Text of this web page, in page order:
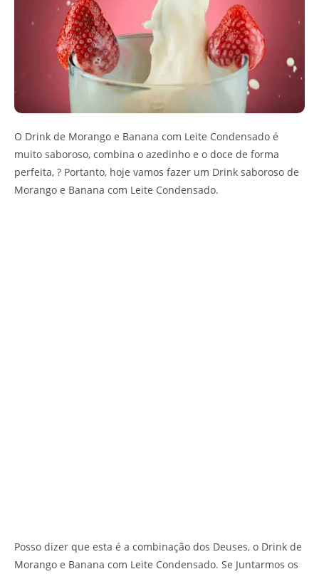
O Drink de Morango e Banana com Leite Condensado é
muito saboroso, combina o azedinho e o doce de forma
perfeita, ? Portanto, hoje vamos fazer um Drink saboroso de
Morango e Banana com Leite Condensado.
Posso dizer que esta é a combinação dos Deuses, o Drink de
Morango e Banana com Leite Condensado. Se Juntarmos os